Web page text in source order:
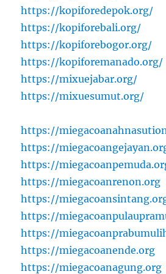
https://kopiforedepok.org/
https://kopiforebali.org/
https://kopiforebogor.org/
https://kopiforemanado.org/
https://mixuejabar.org/
https://mixuesumut.org/
https://
https://
https://
https://miegacoanrenon.org
https://
https://
https://
https://miegacoanende.org
https://miegacoanagung.org